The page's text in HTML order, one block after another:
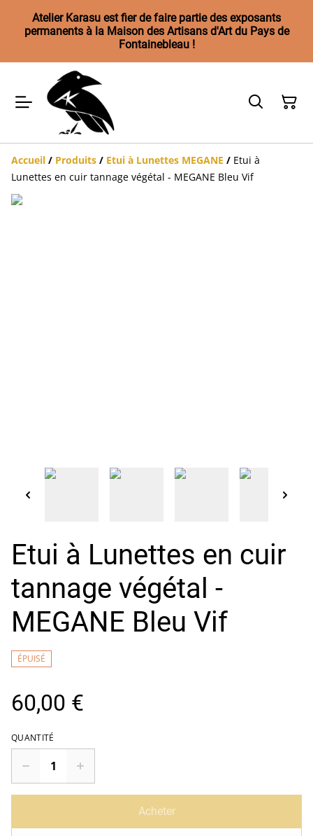
Atelier Karasu est fier de faire partie des exposants
permanents à la Maison des Artisans d'Art du Pays de
Fontainebleau !
Accueil / Produits / Etui à Lunettes MEGANE / Etui à
Lunettes en cuir tannage végétal - MEGANE Bleu Vif
Etui à Lunettes en cuir
tannage végétal -
MEGANE Bleu Vif
ÉPUISÉ
60,00 €
QUANTITÉ
Acheter